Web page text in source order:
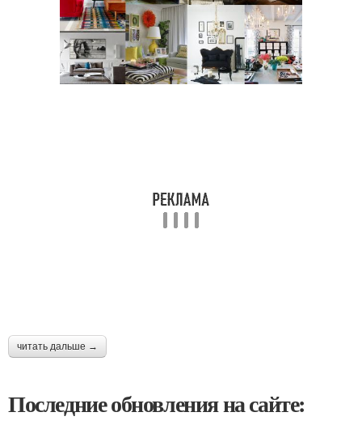
читать дальше →
Последние обновления на сайте: